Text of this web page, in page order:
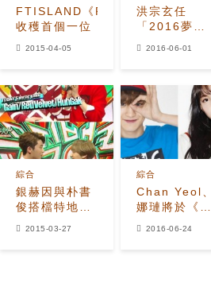
FTISLAND《PRAY》
收穫首個一位
2015-04-05
洪宗玄任
「2016夢想
2016-06-01
銀赫因與朴書
俊搭檔特地準
備的東西是？
綜合
2015-03-27
Chan Yeol、
娜璉將於《音
銀》合作
綜合
2016-06-24